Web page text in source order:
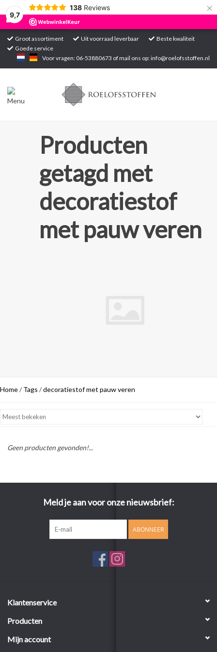
9,7
138 Reviews ×
Groot assortiment Uit voorraad leverbaar
Beste kwaliteit
Goede service
Voor vragen: 06-53880673 of mail ons op:info@roelofsstoffen.nl
Home
Producten
getagd met
decoratiestof
met pauw veren
Home/ Tags /decoratiestof met pauw veren
Geen producten gevonden!...
Meld je aan voor onze nieuwsbrief:
ABONNEER
Klantenservice
Producten
Mijn account